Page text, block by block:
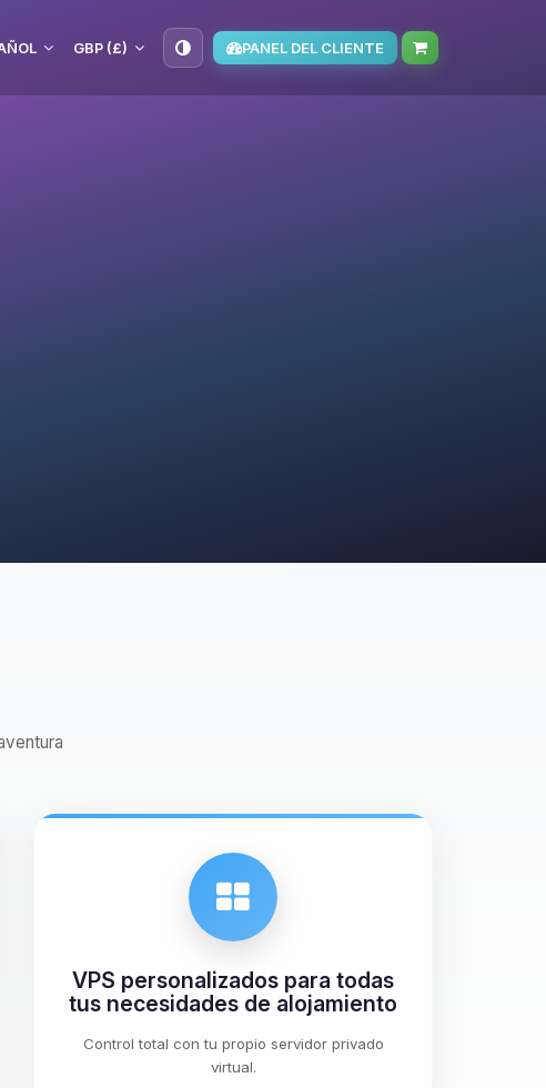
GBP (£) PANEL DEL CLIENTE
VPS personalizados para todas
tus necesidades de alojamiento
Control total con tu propio servidor privado
virtual.